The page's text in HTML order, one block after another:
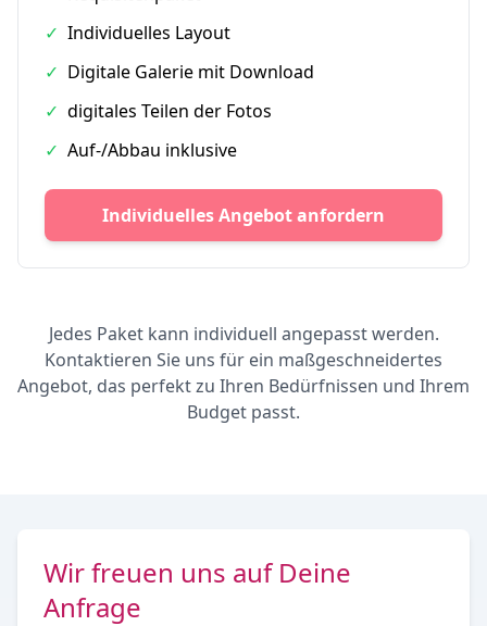
✓ Individuelles Layout
✓ Digitale Galerie mit Download
✓ digitales Teilen der Fotos
✓ Auf-/Abbau inklusive
Individuelles Angebot anfordern
Jedes Paket kann individuell angepasst werden.
Kontaktieren Sie uns für ein maßgeschneidertes
Angebot, das perfekt zu Ihren Bedürfnissen und Ihrem
Budget passt.
Wir freuen uns auf Deine
Anfrage